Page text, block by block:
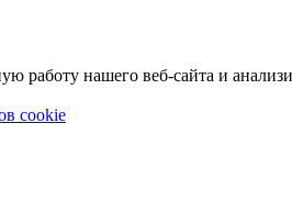
работу нашего веб-сайта и
cookie